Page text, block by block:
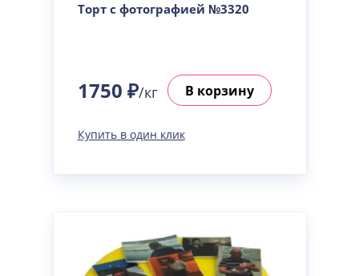
Торт с фотографией №3320
1750 ₽/кг В корзину
Купить в один клик